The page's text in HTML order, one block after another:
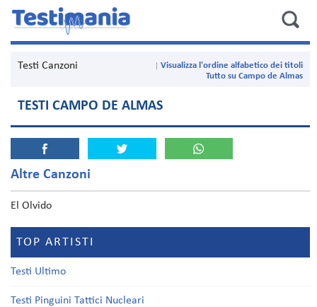
Testi Canzoni
Visualizza l'ordine alfabetico dei titoli
Tutto su Campo de Almas
TESTI CAMPO DE ALMAS
Altre Canzoni
El Olvido
TOP ARTISTI
Testi Ultimo
Testi Pinguini Tattici Nucleari